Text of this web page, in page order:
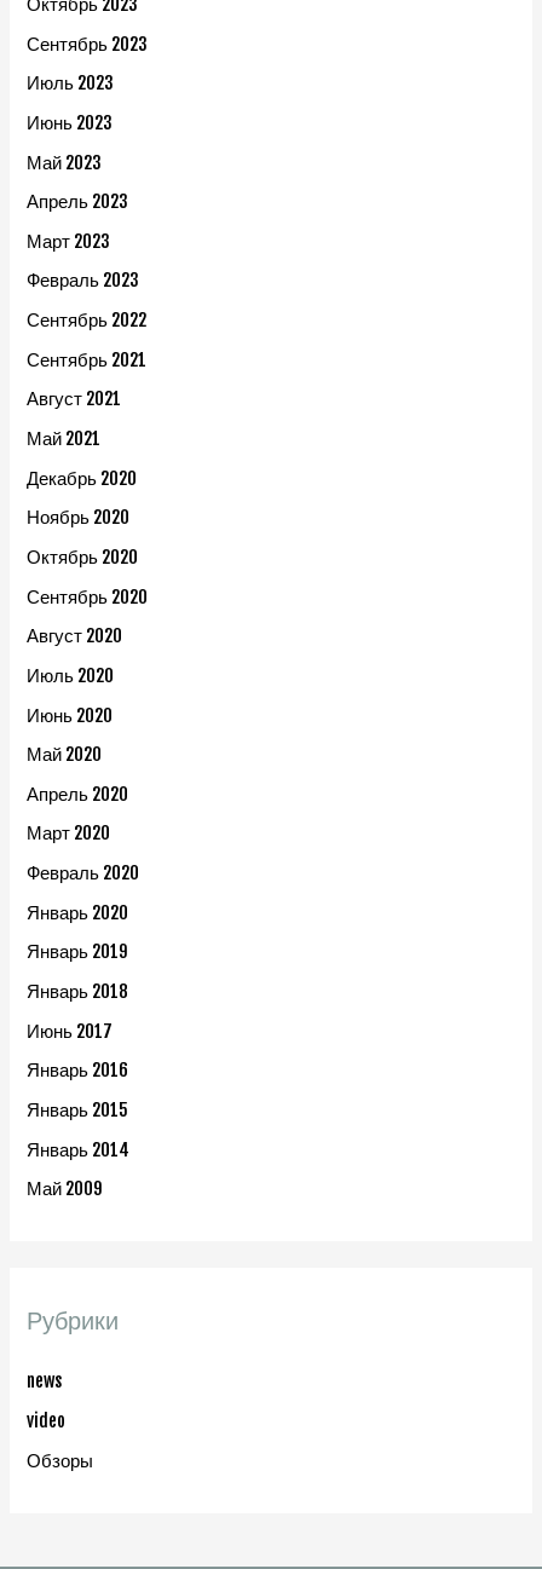
Сентябрь 2023
Июль 2023
Июнь 2023
Май 2023
Апрель 2023
Март 2023
Февраль 2023
Сентябрь 2022
Сентябрь 2021
Август 2021
Май 2021
Декабрь 2020
Ноябрь 2020
Октябрь 2020
Сентябрь 2020
Август 2020
Июль 2020
Июнь 2020
Май 2020
Апрель 2020
Март 2020
Февраль 2020
Январь 2020
Январь 2019
Январь 2018
Июнь 2017
Январь 2016
Январь 2015
Январь 2014
Май 2009
Рубрики
news
video
Обзоры